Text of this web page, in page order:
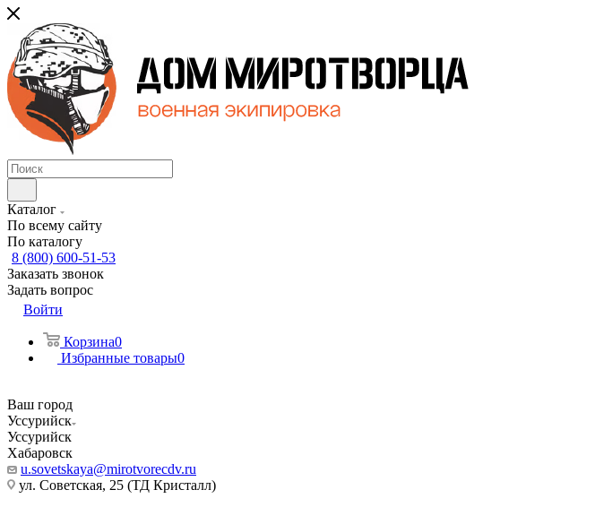
Каталог
По всему сайту
По каталогу
8 (800) 600-51-53
Заказать звонок
Задать вопрос
Войти
Корзина0
Избранные товары0
Ваш город
Уссурийск
Уссурийск
Хабаровск
u.sovetskaya@mirotvorecdv.ru
ул. Советская, 25 (ТД Кристалл)